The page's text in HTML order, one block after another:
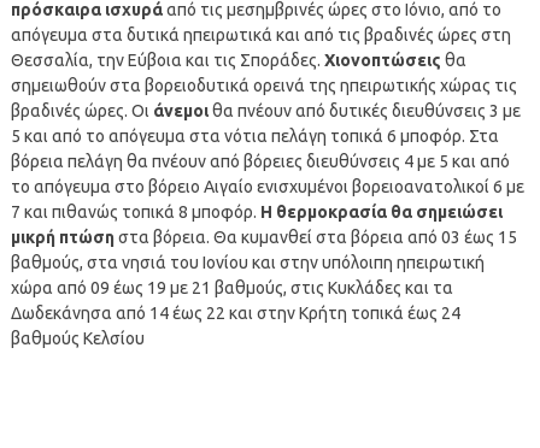
πρόσκαιρα ισχυράαπό τις μεσημβρινές ώρες στο Ιόνιο, από το
απόγευμα στα δυτικά ηπειρωτικά και από τις βραδινές ώρες στη
Θεσσαλία, την Εύβοια και τις Σποράδες. Χιονοπτώσεις θα
σημειωθούν στα βορειοδυτικά ορεινά της ηπειρωτικής χώρας τις
βραδινές ώρες. Οι άνεμοιθα πνέουν από δυτικές διευθύνσεις 3 με
5 και από το απόγευμα στα νότια πελάγη τοπικά 6 μποφόρ. Στα
βόρεια πελάγη θα πνέουν από βόρειες διευθύνσεις 4 με 5 και από
το απόγευμα στο βόρειο Αιγαίο ενισχυμένοι βορειοανατολικοί 6 με
7 και πιθανώς τοπικά 8 μποφόρ. Η θερμοκρασία θα σημειώσει
μικρή πτώσηστα βόρεια. Θα κυμανθεί στα βόρεια από 03 έως 15
βαθμούς, στα νησιά του Ιονίου και στην υπόλοιπη ηπειρωτική
χώρα από 09 έως 19 με 21 βαθμούς, στις Κυκλάδες και τα
Δωδεκάνησα από 14 έως 22 και στην Κρήτη τοπικά έως 24
βαθμούς Κελσίου